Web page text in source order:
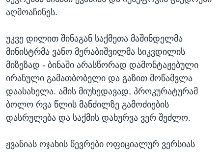
აღმოაჩინეს.
უკვე დილით შინაგან საქმეთა მაშინდელმა
მინისტრმა ვანო მერაბიშვილმა სიკვდილის
მიზეზად - ბინაში არასწორად დამონტაჟებული
ირანული გამათბობელი და გაზით მოწამვლა
დაასახელა. ამის მიუხედავად, პროკურატურამ
ბოლო რვა წლის მანძილზე გამოძიების
დასრულება და საქმის დახურვა ვერ შეძლო.
ჟვანიას ოჯახის წევრები ოფიციალურ ვერსიას